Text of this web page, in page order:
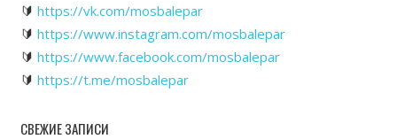
🔰 https://vk.com/mosbalepar
🔰 https://www.instagram.com/mosbalepar
🔰 https://www.facebook.com/mosbalepar
🔰 https://t.me/mosbalepar
СВЕЖИЕ ЗАПИСИ